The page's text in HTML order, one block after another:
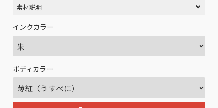
素材説明
インクカラー
ボディカラー